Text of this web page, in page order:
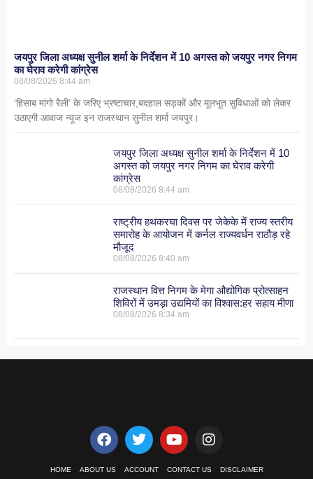
जयपुर जिला अध्यक्ष सुनील शर्मा के निर्देशन में 10 अगस्त को जयपुर नगर निगम
का घेराव करेगी कांग्रेस
08/08/2026 8:44 am
‘हिसाब मांगो रैली’ के जरिए भ्रष्टाचार,बदहाल सड़कों और मूलभूत सुविधाओं को लेकर
उठाएगी आवाज न्यूज इन राजस्थान सुनील शर्मा जयपुर।
जयपुर जिला अध्यक्ष सुनील शर्मा के निर्देशन में 10
अगस्त को जयपुर नगर निगम का घेराव करेगी
कांग्रेस
08/08/20268:44 am
राष्ट्रीय हथकरघा दिवस पर जेकेके में राज्य स्तरीय
समारोह के आयोजन में कर्नल राज्यवर्धन राठौड़ रहे
मौजूद
08/08/20268:40 am
राजस्थान वित्त निगम के मेगा औद्योगिक प्रोत्साहन
शिविरों में उमड़ा उद्यमियों का विश्वास:हर सहाय मीणा
08/08/20268:34 am
HOME ABOUT US ACCOUNT CONTACT US DISCLAIMER